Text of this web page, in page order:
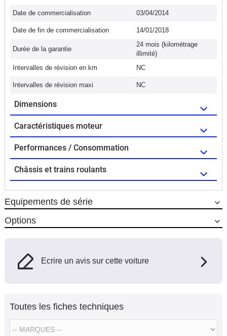
Date de commercialisation 03/04/2014
Date de fin de commercialisation 14/01/2018
Durée de la garantie
24 mois (kilométrage
illimité)
Intervalles de révision en km
NC
Intervalles de révision maxi NC
Dimensions
Caractéristiques moteur
Performances / Consommation
Châssis et trains roulants
Equipements de série
Options
Ecrire un avis sur cette voiture
Toutes les fiches techniques